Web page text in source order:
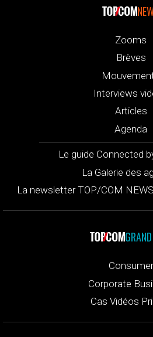
Zooms
Brèves
Interviews
Articles
Agenda
Le guide Connected
La Galerie des
La newsletter TOP/COM
Consumer
Corporate
Cas Vidéos